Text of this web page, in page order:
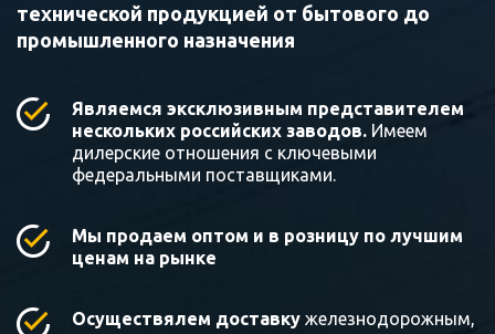
технической продукцией от бытового до
промышленного назначения
Являемся эксклюзивным представителем
нескольких российских заводов. Имеем
дилерские отношения с ключевыми
федеральными поставщиками.
Мы продаем оптом и в розницу по лучшим
ценам на рынке
Осуществялем доставку железнодорожным,